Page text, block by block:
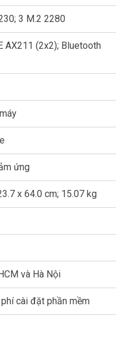
3 M.2 2280
AX211 (2x2); Bluetooth
ứng
x 64.0 cm; 15.07 kg
và Hà Nội
cài đặt phần mềm